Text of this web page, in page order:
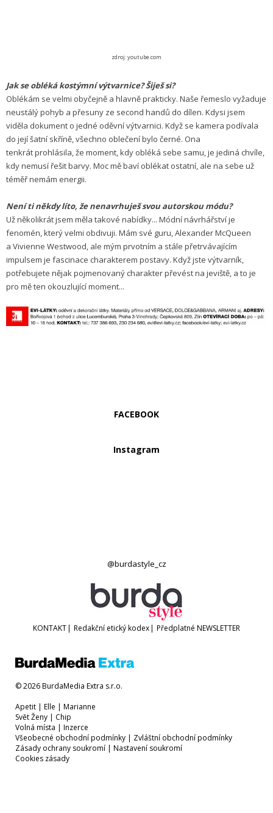
zdroj: youtube.com
Jak se obléká kostýmní výtvarnice? Šiješ si?
Oblékám se velmi obyčejně a hlavně prakticky. Naše řemeslo vyžaduje
neustálý pohyb a přesuny ze second handů do dílen. Kdysi jsem
viděla dokument o jedné oděvní výtvarnici. Když se kamera podívala
do její šatní skříně, všechno oblečení bylo černé. Ona
tenkrát prohlásila, že moment, kdy obléká sebe samu, je jediná chvíle,
kdy nemusí řešit barvy. Moc mě baví oblékat ostatní, ale na sebe už
téměř nemám energii.
Není ti někdy líto, že nenavrhuješ svou autorskou módu?
Už několikrát jsem měla takové nabídky... Módní návrhářství je
fenomén, který velmi obdivuji. Mám své guru, Alexander McQueen
a Vivienne Westwood, ale mým prvotním a stále přetrvávajícím
impulsem je fascinace charakterem postavy. Když jste výtvarník,
potřebujete nějak pojmenovaný charakter převést na jeviště, a to je
pro mě ten okouzlující moment...
FACEBOOK
Instagram
@burdastyle_cz
KONTAKT Redakční etický kodex Předplatné NEWSLETTER
© 2026 BurdaMedia Extra s.r.o.
Apetit | Elle | Marianne
Svět Ženy | Chip
Volná místa | Inzerce
Všeobecné obchodní podmínky | Zvláštní obchodní podmínky
Zásady ochrany soukromí | Nastavení soukromí
Cookies zásady